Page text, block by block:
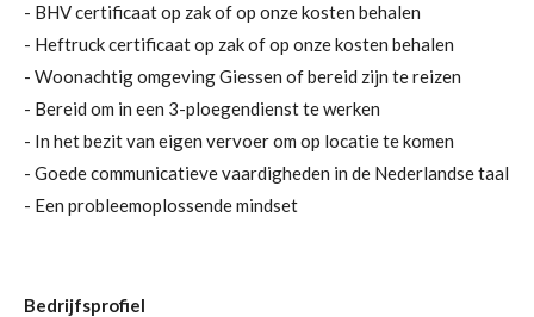
- BHV certificaat op zak of op onze kosten behalen
- Heftruck certificaat op zak of op onze kosten behalen
- Woonachtig omgeving Giessen of bereid zijn te reizen
- Bereid om in een 3-ploegendienst te werken
- In het bezit van eigen vervoer om op locatie te komen
- Goede communicatieve vaardigheden in de Nederlandse taal
- Een probleemoplossende mindset
Bedrijfsprofiel